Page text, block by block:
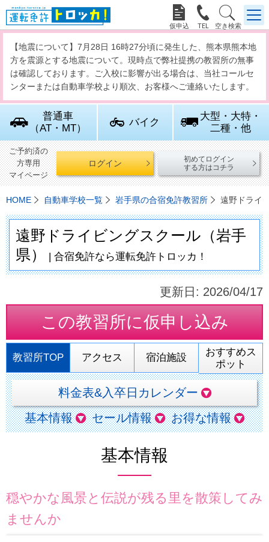
  
【地震について】7月28日 16時27分頃に発生した、熊本県熊本地
方を震源とする地震について。現時点で弊社提携の教習所の無事
は確認しております。ご入校に影響が出る場合は、当社コールセ
ンターまたは自動車学校より順次、お客様へご連絡いたします。
普通車
（AT・MT）
バイク
大型・大特・
二種・他
ご予約済の
方専用
マイページ
ログイン
初めてログイン
する方はコチラ
HOME 自動車学校一覧 岩手県の合宿免許教習所 遠野ドライ
遠野ドライビングスクール（岩手
県）
| 合宿免許なら運転免許トロッカ！
更新日: 2026/04/17
この教習所に仮申し込み
教習所TOP アクセス 宿泊施設
おすすめス
ポット
料金表&入卒日カレンダー
基本情報
セール情報 お得な情報
基本情報
穏やかな風景と伝説が残る里を散策してみ
ませんか